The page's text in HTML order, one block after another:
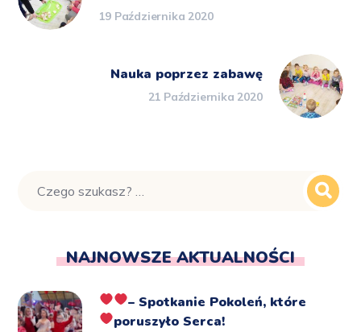
19 Października 2020
Nauka poprzez zabawę
21 Października 2020
NAJNOWSZE AKTUALNOŚCI
– Spotkanie Pokoleń, które
poruszyło Serca!